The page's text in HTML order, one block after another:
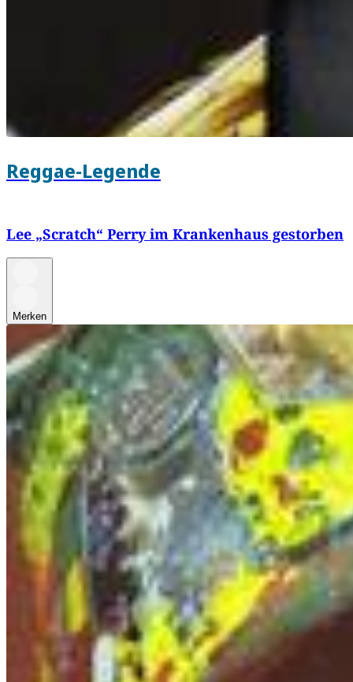
Reggae-Legende
Lee „Scratch“ Perry im Krankenhaus gestorben
Merken